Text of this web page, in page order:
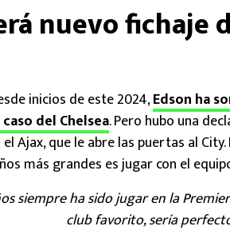
nuevo fichaje
inicios de este 2024,Edson ha
del Chelsea. Pero hubo una
Ajax, que le abre las puertas al
más grandes es jugar con el
siempre ha sido jugar en la
club favorito, sería